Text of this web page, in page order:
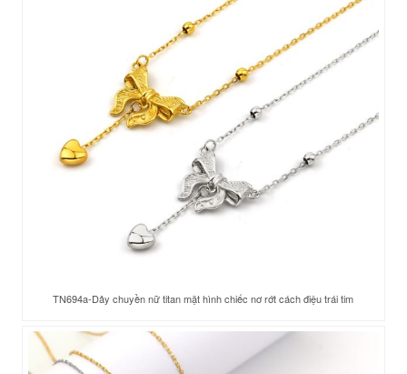
TN694a-Dây chuyền nữ titan mặt hình chiếc nơ rớt cách điệu trái tim